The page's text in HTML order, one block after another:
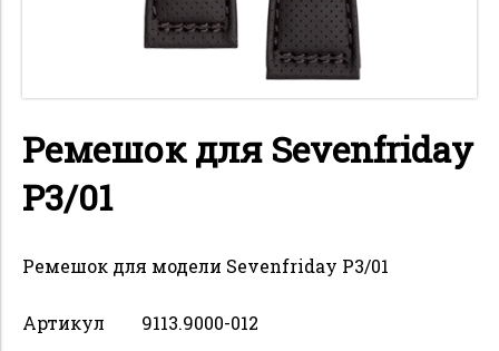
Ремешок для Sevenfriday
P3/01
Ремешок для модели Sevenfriday P3/01
Артикул 9113.9000-012